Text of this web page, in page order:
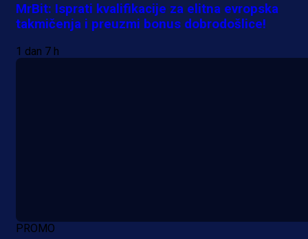
MrBit: Isprati kvalifikacije za elitna evropska
takmičenja i preuzmi bonus dobrodošlice!
1 dan 7 h
PROMO